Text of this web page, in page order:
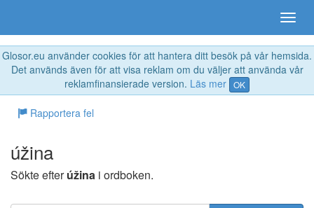
Glosor.eu använder cookies för att hantera ditt besök på vår hemsida.
Det används även för att visa reklam om du väljer att använda vår
reklamfinansierade version. Läs mer OK
Rapportera fel
úžina
Sökte efterúžina i ordboken.